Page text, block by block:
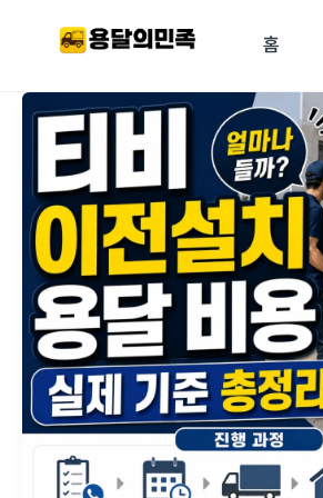
건너뛰기
홈